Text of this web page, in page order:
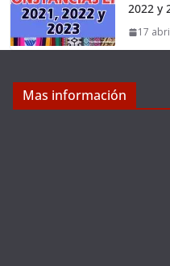
2022 y
17
Mas información